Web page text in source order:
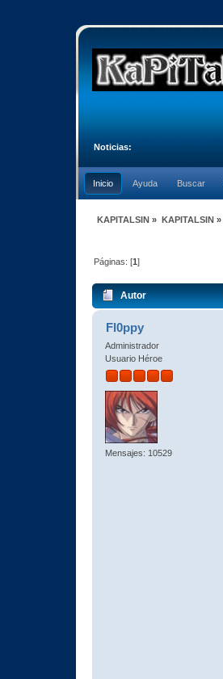
Noticias:
Inicio Ayuda Buscar
KAPITALSIN » KAPITALSIN»
Páginas: [1]
Autor
Fl0ppy
Administrador
Usuario Héroe
Mensajes: 10529